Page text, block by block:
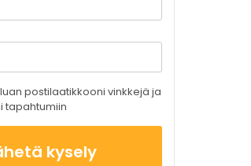
postilaatikkooni vinkkejä ja
tapahtumiin
kysely